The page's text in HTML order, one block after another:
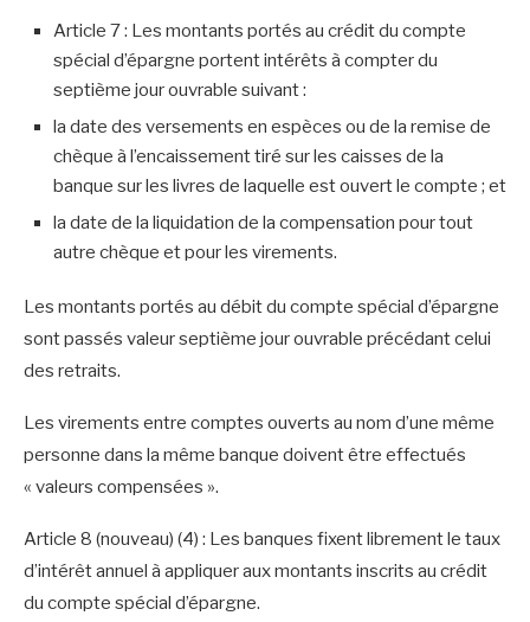
Article 7 : Les montants portés au crédit du compte
spécial d’épargne portent intérêts à compter du
septième jour ouvrable suivant :
la date des versements en espèces ou de la remise de
chèque à l’encaissement tiré sur les caisses de la
banque sur les livres de laquelle est ouvert le compte ; et
la date de la liquidation de la compensation pour tout
autre chèque et pour les virements.
Les montants portés au débit du compte spécial d’épargne
sont passés valeur septième jour ouvrable précédant celui
des retraits.
Les virements entre comptes ouverts au nom d’une même
personne dans la même banque doivent être effectués
« valeurs compensées ».
Article 8 (nouveau) (4) : Les banques fixent librement le taux
d’intérêt annuel à appliquer aux montants inscrits au crédit
du compte spécial d’épargne.